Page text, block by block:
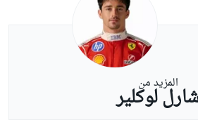
المزيد من
لوكلير